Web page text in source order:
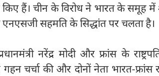
किए हैं। चीन के विरोध ने भारत के समूह में
एनएसजी सहमति के सिद्धांत पर चलता है।
नरेंद्र मोदी और फ्रांस के
गहन चर्चा की और दोनों नेता भारत-फ्रांस